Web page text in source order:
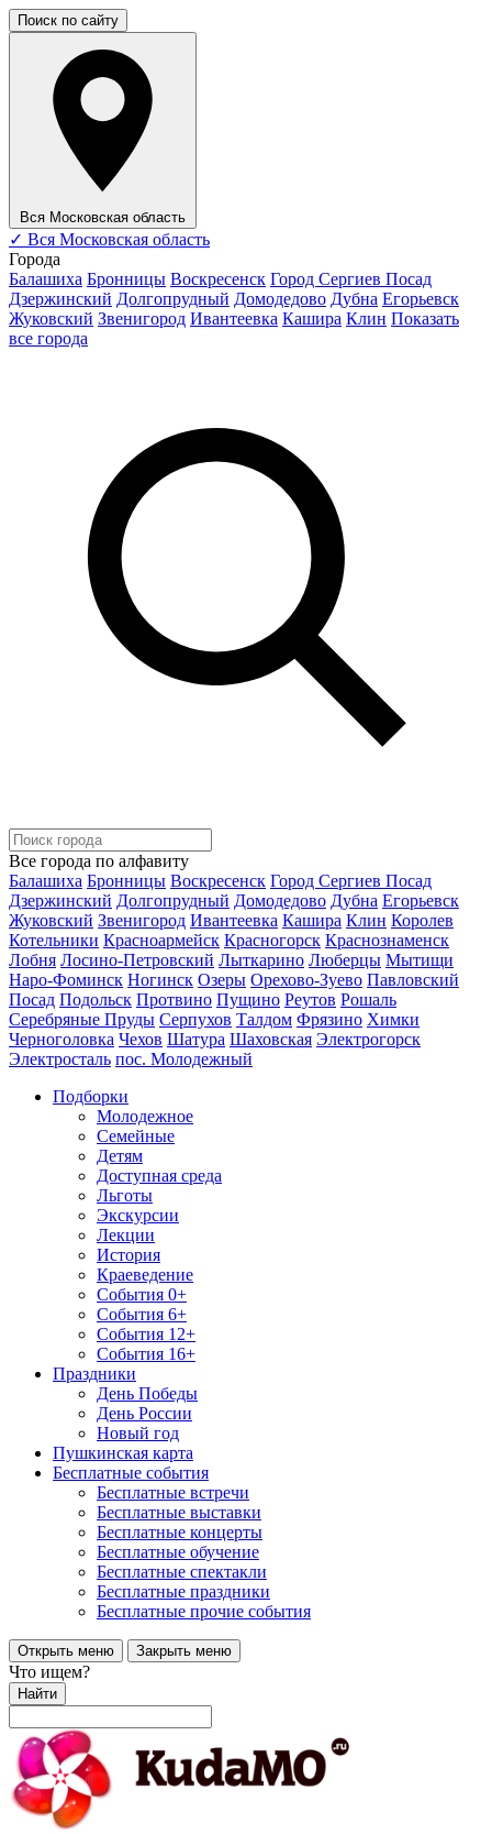
Поиск по сайту
Вся Московская область
✓ Вся Московская область
Города
Балашиха Бронницы Воскресенск Город Сергиев Посад
Дзержинский Долгопрудный Домодедово Дубна Егорьевск
Жуковский Звенигород Ивантеевка Кашира Клин Показать
все города
Все города по алфавиту
Балашиха Бронницы Воскресенск Город Сергиев Посад
Дзержинский Долгопрудный Домодедово Дубна Егорьевск
Жуковский Звенигород Ивантеевка Кашира Клин Королев
Котельники Красноармейск Красногорск Краснознаменск
Лобня Лосино-Петровский Лыткарино Люберцы Мытищи
Наро-Фоминск Ногинск Озеры Орехово-Зуево Павловский
Посад Подольск Протвино Пущино Реутов Рошаль
Серебряные Пруды Серпухов Талдом Фрязино Химки
Черноголовка Чехов Шатура Шаховская Электрогорск
Электросталь пос. Молодежный
Подборки
Молодежное
Семейные
Детям
Доступная среда
Льготы
Экскурсии
Лекции
История
Краеведение
События 0+
События 6+
События 12+
События 16+
Праздники
День Победы
День России
Новый год
Пушкинская карта
Бесплатные события
Бесплатные встречи
Бесплатные выставки
Бесплатные концерты
Бесплатные обучение
Бесплатные спектакли
Бесплатные праздники
Бесплатные прочие события
Открыть меню Закрыть меню
Что ищем?
Найти